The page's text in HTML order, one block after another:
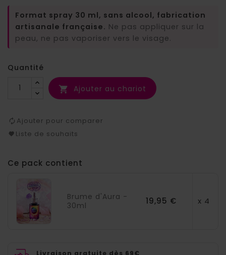
Format spray 30 ml, sans alcool, fabrication
artisanale française. Ne pas appliquer sur la
peau, ne pas vaporiser vers le visage.
Quantité
 Ajouter au chariot
Ajouter pour comparer
Liste de souhaits
Ce pack contient
Brume d'Aura -
30ml
19,95 € x 4
Livraison gratuite dès 69€